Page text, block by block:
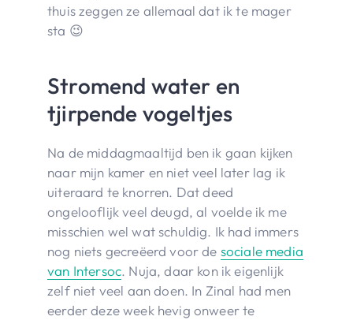
thuis zeggen ze allemaal dat ik te mager
sta 😉
Stromend water en
tjirpende vogeltjes
Na de middagmaaltijd ben ik gaan kijken
naar mijn kamer en niet veel later lag ik
uiteraard te knorren. Dat deed
ongelooflijk veel deugd, al voelde ik me
misschien wel wat schuldig. Ik had immers
nog niets gecreëerd voor de sociale media
van Intersoc. Nuja, daar kon ik eigenlijk
zelf niet veel aan doen. In Zinal had men
eerder deze week hevig onweer te